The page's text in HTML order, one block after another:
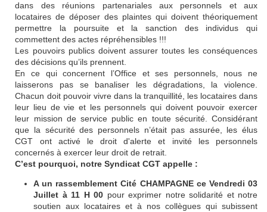
dans des réunions partenariales aux personnels et aux
locataires de déposer des plaintes qui doivent théoriquement
permettre la poursuite et la sanction des individus qui
commettent des actes répréhensibles !!!
Les pouvoirs publics doivent assurer toutes les conséquences
des décisions qu’ils prennent.
En ce qui concernent l’Office et ses personnels, nous ne
laisserons pas se banaliser les dégradations, la violence.
Chacun doit pouvoir vivre dans la tranquillité, les locataires dans
leur lieu de vie et les personnels qui doivent pouvoir exercer
leur mission de service public en toute sécurité. Considérant
que la sécurité des personnels n’était pas assurée, les élus
CGT ont activé le droit d'alerte et invité les personnels
concernés à exercer leur droit de retrait.
C’est pourquoi, notre Syndicat CGT appelle :
A un rassemblement Cité CHAMPAGNE ce Vendredi 03
Juillet à 11 H 00 pour exprimer notre solidarité et notre
soutien aux locataires et à nos collègues qui subissent